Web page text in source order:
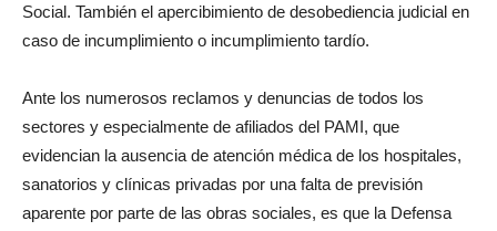
Social. También el apercibimiento de desobediencia judicial en
caso de incumplimiento o incumplimiento tardío.
Ante los numerosos reclamos y denuncias de todos los
sectores y especialmente de afiliados del PAMI, que
evidencian la ausencia de atención médica de los hospitales,
sanatorios y clínicas privadas por una falta de previsión
aparente por parte de las obras sociales, es que la Defensa